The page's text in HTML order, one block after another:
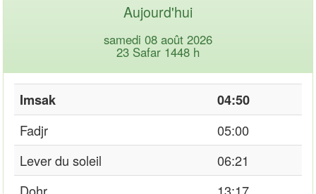
Aujourd'hui
samedi 08 août 2026
23 Safar 1448 h
Imsak
04:50
Fadjr
05:00
Lever du soleil
06:21
Dohr
13:17